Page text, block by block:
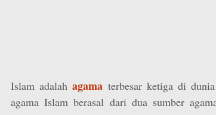
Islam adalahagama terbesar ketiga di
agama Islam berasal dari dua sumber